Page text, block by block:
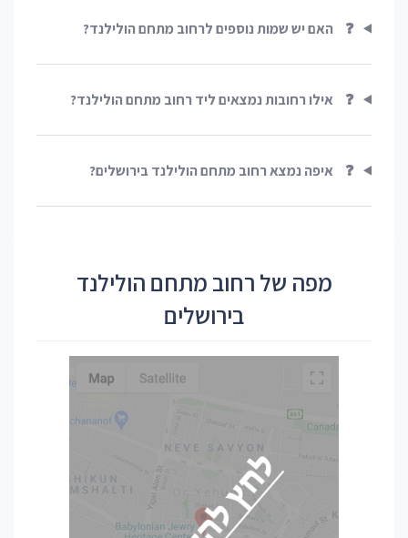
❓ האם יש שמות נוספים לרחוב מתחם הולילנד?
❓ אילו רחובות נמצאים ליד רחוב מתחם הולילנד?
❓ איפה נמצא רחוב מתחם הולילנד בירושלים?
מפה של רחוב מתחם הולילנד
בירושלים